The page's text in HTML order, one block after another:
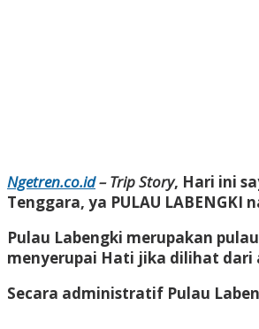
Ngetren.co.id– Trip Story, Hari ini
Tenggara, ya PULAU LABENGKI
Pulau Labengki merupakan
menyerupai Hati jika dilihat dari
Secara administratif Pulau